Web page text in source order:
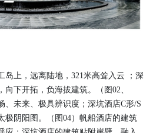
上，远离陆地，321米高耸入云 ；深
下开拓，负海拔建筑。（图02、
、未来、极具辨识度；深坑酒店C形/S
极阴阳图。（图04）帆船酒店的建筑